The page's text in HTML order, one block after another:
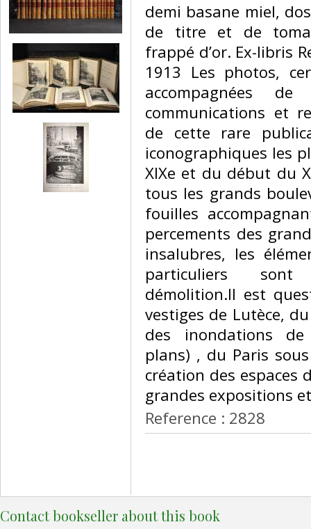
demi basane miel,
de titre et de
frappé d’or. Ex-libris
1913 Les photos,
accompagnées
communications et
de cette rare
iconographiques les
XIXe et du début du
tous les grands
fouilles
percements des
insalubres, les
particuliers sont
démolition.Il est
vestiges de Lutèce,
des inondations
plans) , du Paris
création des espaces
grandes expositions
Reference : 2828
Contact bookseller about this book